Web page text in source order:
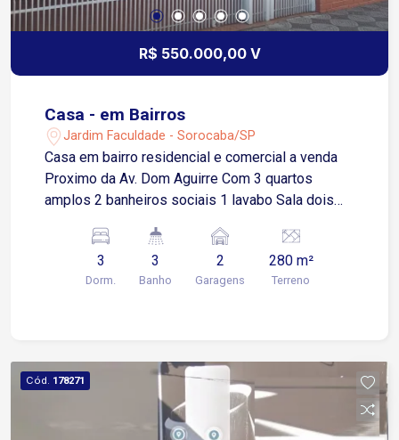
R$ 550.000,00 V
Casa - em Bairros
Jardim Faculdade - Sorocaba/SP
Casa em bairro residencial e comercial a venda
Proximo da Av. Dom Aguirre Com 3 quartos
amplos 2 banheiros sociais 1 lavabo Sala dois
amplo 2 vagas de garagem cobertas
3
Dorm.
3
Banho
2
Garagens
280 m²
Terreno
Cód. 178271